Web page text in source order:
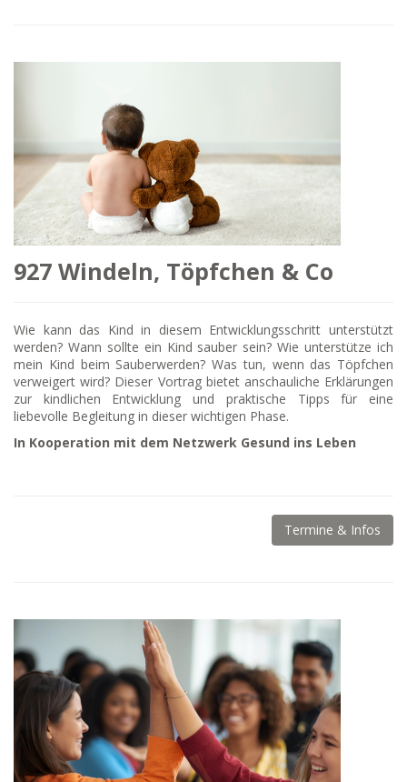
927 Windeln, Töpfchen & Co
Wie kann das Kind in diesem Entwicklungsschritt unterstützt
werden? Wann sollte ein Kind sauber sein? Wie unterstütze ich
mein Kind beim Sauberwerden? Was tun, wenn das Töpfchen
verweigert wird? Dieser Vortrag bietet anschauliche Erklärungen
zur kindlichen Entwicklung und praktische Tipps für eine
liebevolle Begleitung in dieser wichtigen Phase.
In Kooperation mit dem Netzwerk Gesund ins Leben
Termine & Infos